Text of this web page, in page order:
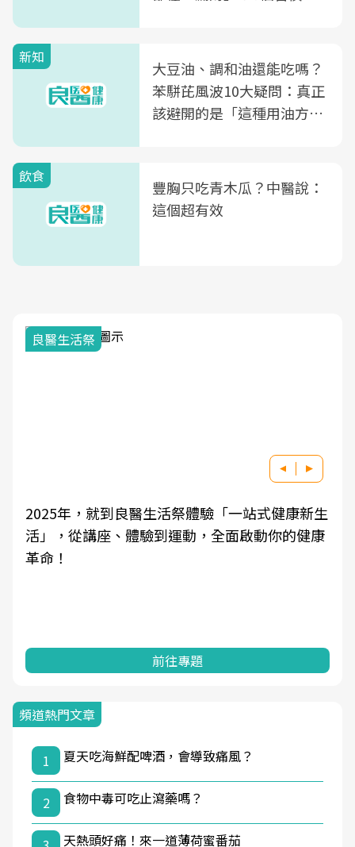
新知
大豆油、調和油還能吃嗎？
苯駢芘風波10大疑問：真正
該避開的是「這種用油方
飲食
豐胸只吃青木瓜？中醫說：
這個超有效
我與健康韌性的距離
良醫健康網從「換季的身體變化」出發，透過醫
學觀點與日常感受的對話，建立對亞健康的認
知，進而引導實際的改善行動。
前往專題
頻道熱門文章
1 夏天吃海鮮配啤酒，會導致痛風？
2 食物中毒可吃止瀉藥嗎？
天熱頭好痛！來一道薄荷蜜番茄